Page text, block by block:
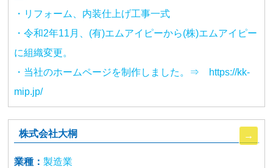
・リフォーム、内装仕上げ工事一式
・令和2年11月、(有)エムアイピーから(株)エムアイピー
に組織変更。
・当社のホームページを制作しました。⇒ https://kk-
mip.jp/
株式会社大桐
業種： 製造業